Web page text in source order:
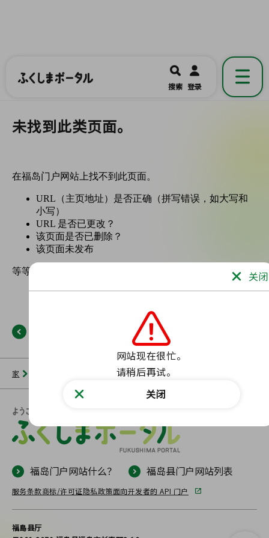
福島県公式の地域情報ポータルアプリ
開く
搜索 登录
未找到此类页面。
家 福岛门户网站 未找到此类页面。
福岛门户网站什么？ 福岛县门户网站列表
服务条款商标/许可证隐私政策面向开发者的 API 门户
福島县厅
关闭
网站现在很忙。
请稍后再试。
关闭